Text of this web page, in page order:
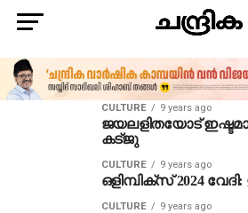
CULTURE 9 years ago
ജയലളിതയോട്
കട്ജു
CULTURE 9 years ago
ഒളിമ്പിക്‌സ് 2024 വേദി:
CULTURE 9 years ago